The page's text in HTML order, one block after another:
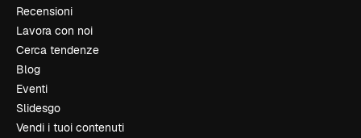
Recensioni
Lavora con noi
Cerca tendenze
Blog
Eventi
Slidesgo
Vendi i tuoi contenuti